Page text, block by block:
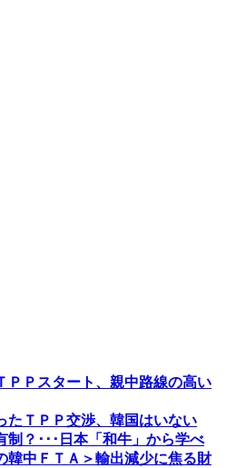
ＰＰスタート、親中路線の高い
たＴＰＰ交渉、韓国はいない
制？･･･日本「和牛」から学べ
韓中ＦＴＡ＞輸出減少に焦る財